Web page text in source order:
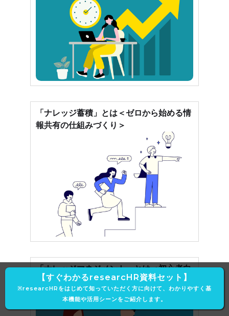
「ナレッジ蓄積」とは＜ゼロから始める情
報共有の仕組みづくり＞
「ナレッジマネジメント」とは＜初心者向
けにメリット・導入ポイントを徹底解説＞
【すぐわかるresearcHR資料セット】
※researcHRをはじめて知っていただく方に向けて、わかりやすく基
本機能や活用シーンをご紹介します。